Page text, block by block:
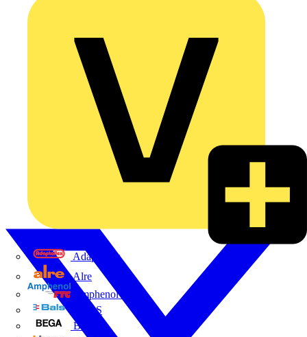
Adaptaflex
Alre
Amphenol FTG
BALS
Bega